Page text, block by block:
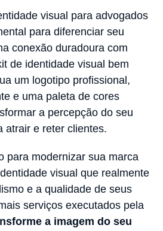
visual para advogados
para diferenciar seu
conexão duradoura com
de identidade visual bem
um logotipo profissional,
e uma paleta de cores
a percepção do seu
atrair e reter clientes.
para modernizar sua marca
visual que realmente
e a qualidade de seus
serviços executados pela
a imagem do seu